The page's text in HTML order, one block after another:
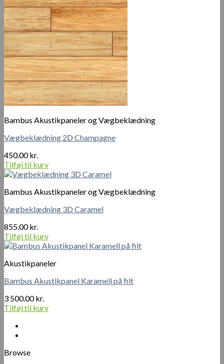
Bambus Akustikpaneler og Vægbeklædning
Vægbeklædning 2D Champagne
450.00kr.
Tilføj til kurv
Bambus Akustikpaneler og Vægbeklædning
Vægbeklædning 3D Caramel
855.00kr.
Tilføj til kurv
Akustikpaneler
Bambus Akustikpanel Karamell på filt
3 500.00kr.
Tilføj til kurv
Browse